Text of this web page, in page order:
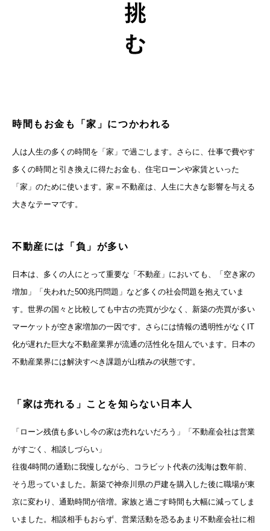
時間もお金も「家」につかわれる
人は人生の多くの時間を「家」で過ごします。さらに、仕事で費やす
多くの時間と引き換えに得たお金も、住宅ローンや家賃といった
「家」のために使います。家＝不動産は、人生に大きな影響を与える
大きなテーマです。
不動産には「負」が多い
日本は、多くの人にとって重要な「不動産」においても、「空き家の
増加」「失われた500兆円問題」など多くの社会問題を抱えていま
す。世界の国々と比較しても中古の売買が少なく、新築の売買が多い
マーケットが空き家増加の一因です。さらには情報の透明性がなくIT
化が遅れた巨大な不動産業界が流通の活性化を阻んでいます。日本の
不動産業界には解決すべき課題が山積みの状態です。
「家は売れる」ことを知らない日本人
「ローン残債も多いし今の家は売れないだろう」「不動産会社は営業
がすごく、相談しづらい」
往復4時間の通勤に我慢しながら、コラビット代表の浅海は数年前、
そう思っていました。新築で神奈川県の戸建を購入した後に職場が東
京に変わり、通勤時間が倍増。家族と過ごす時間も大幅に減ってしま
いました。相談相手もおらず、営業活動を恐るあまり不動産会社に相